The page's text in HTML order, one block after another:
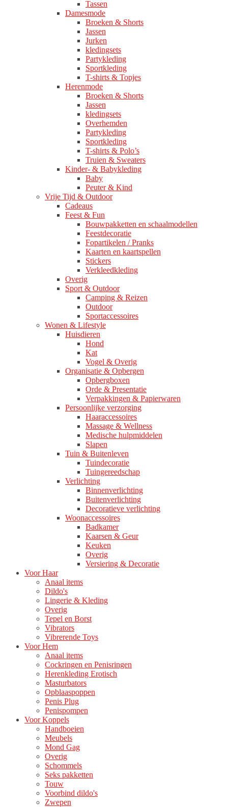
Tassen
Damesmode
Broeken & Shorts
Jassen
Jurken
kledingsets
Partykleding
Sportkleding
T-shirts & Topjes
Herenmode
Broeken & Shorts
Jassen
kledingsets
Overhemden
Partykleding
Sportkleding
T-shirts & Polo’s
Truien & Sweaters
Kinder- & Babykleding
Baby
Peuter & Kind
Vrije Tijd & Outdoor
Cadeaus
Feest & Fun
Bouwpakketten en schaalmodellen
Feestdecoratie
Fopartikelen / Pranks
Kaarten en kaartspellen
Stickers
Verkleedkleding
Overig
Sport & Outdoor
Camping & Reizen
Outdoor
Sportaccessoires
Wonen & Lifestyle
Huisdieren
Hond
Kat
Vogel & Overig
Organisatie & Opbergen
Opbergboxen
Orde & Presentatie
Verpakkingen & Papierwaren
Persoonlijke verzorging
Haaraccessoires
Massage & Wellness
Medische hulpmiddelen
Slapen
Tuin & Buitenleven
Tuindecoratie
Tuingereedschap
Verlichting
Binnenverlichting
Buitenverlichting
Decoratieve verlichting
Woonaccessoires
Badkamer
Kaarsen & Geur
Keuken
Overig
Versiering & Decoratie
Voor Haar
Anaal items
Dildo's
Lingerie & Kleding
Overig
Tepel en Borst
Vibrators
Vibrerende Toys
Voor Hem
Anaal items
Cockringen en Penisringen
Herenkleding Erotisch
Masturbators
Opblaaspoppen
Penis Plug
Penispompen
Voor Koppels
Handboeien
Meubels
Mond Gag
Overig
Schommels
Seks pakketten
Touw
Voorbind dildo's
Zwepen